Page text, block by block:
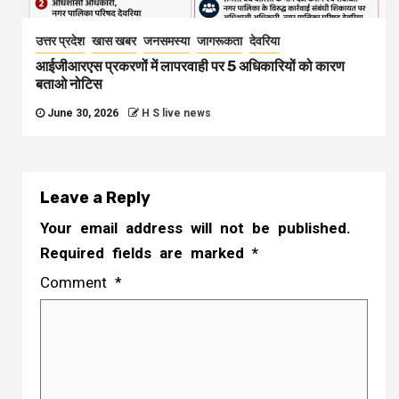
उत्तर प्रदेश खास खबर जनसमस्या जागरूकता देवरिया
आईजीआरएस प्रकरणों में लापरवाही पर 5 अधिकारियों को कारण
बताओ नोटिस
June 30, 2026 H S live news
Leave a Reply
Your email address will not be published.
Required fields are marked *
Comment *